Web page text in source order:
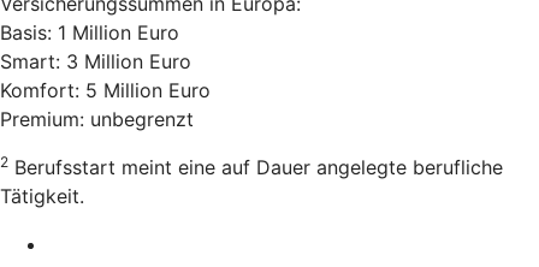
Basis: 1 Million Euro
Smart: 3 Million Euro
Komfort: 5 Million Euro
Premium: unbegrenzt
2 Berufsstart meint eine auf Dauer angelegte berufliche
Tätigkeit.